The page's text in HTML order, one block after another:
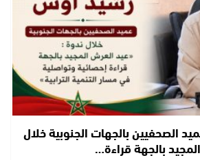
الصحفيين بالجهات الجنوبية خلال
بالجهة قراءة…